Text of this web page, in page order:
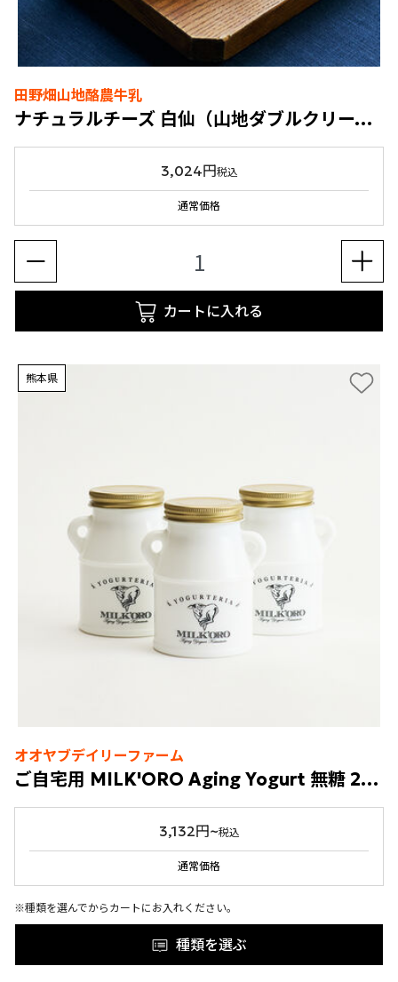
田野畑山地酪農牛乳
ナチュラルチーズ 白仙（山地ダブルクリーム）
3,024円税込
通常価格
カートに入れる
熊本県
オオヤブデイリーファーム
ご自宅用 MILK'ORO Aging Yogurt 無糖 200g
3,132円~税込
通常価格
※種類を選んでからカートにお入れください。
種類を選ぶ